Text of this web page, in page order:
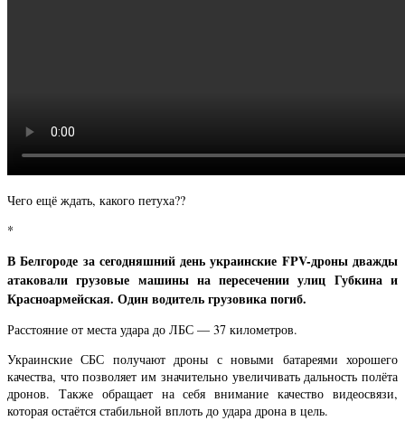
Чего ещё ждать, какого петуха??
*
В Белгороде за сегодняшний день украинские FPV-дроны дважды
атаковали грузовые машины на пересечении улиц Губкина и
Красноармейская. Один водитель грузовика погиб.
Расстояние от места удара до ЛБС — 37 километров.
Украинские СБС получают дроны с новыми батареями хорошего
качества, что позволяет им значительно увеличивать дальность полёта
дронов. Также обращает на себя внимание качество видеосвязи,
которая остаётся стабильной вплоть до удара дрона в цель.